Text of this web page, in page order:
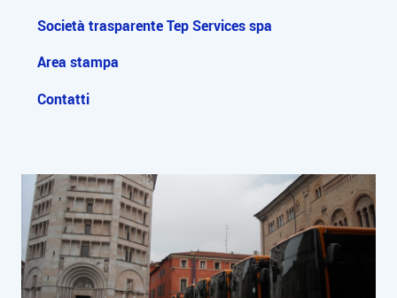
Società trasparente Tep Services spa
Area stampa
Contatti